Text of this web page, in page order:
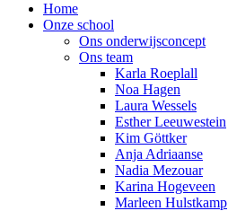
Home
Onze school
Ons onderwijsconcept
Ons team
Karla Roeplall
Noa Hagen
Laura Wessels
Esther Leeuwestein
Kim Göttker
Anja Adriaanse
Nadia Mezouar
Karina Hogeveen
Marleen Hulstkamp